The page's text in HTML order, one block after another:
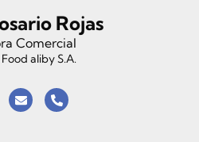
Rojas
Comercial
aliby S.A.